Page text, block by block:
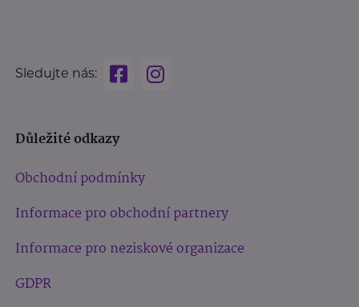
Sledujte nás:
Důležité odkazy
Obchodní podmínky
Informace pro obchodní partnery
Informace pro neziskové organizace
GDPR